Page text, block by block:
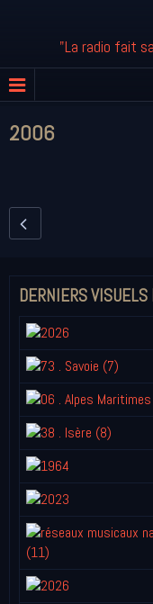
"La radio fait
2006
DERNIERS